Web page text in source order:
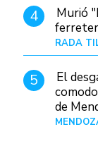
4
Murió
RADA
5
El
de